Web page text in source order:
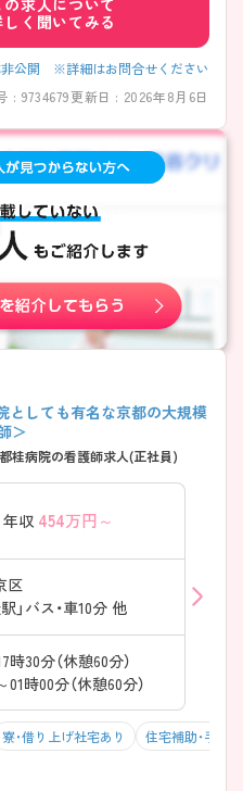
業で毎日ゆとり♪
けやすい勤務環境が魅力
安心 ・終業は16時30分と早め ・有給
ライベートとの両立を大切にで
に寄り添った教育環境で
教育専任の担当者が在籍 ・クリニ
療を経験できる♪
ールドでスキルアップが
関われる ・外来・入院・在宅の機
環境 → 幅広い視点を持った看護
■ 専門性も着実に深
キルアップの機会もしっ
強会あり ・認定看護師が在籍 ・学
びの両立が叶います
しく聞いてみる
公開 ※詳細はお問合せください
: 9734679更新日 : 2026年8月6日
としても有名な京都の大規模
＞
桂病院の看護師求人(正社員)
年収 454万円～
区
」バス・車10分 他
30分（休憩60分）
時00分（休憩60分）
寮・借り上げ社宅あり 住宅補助・手当